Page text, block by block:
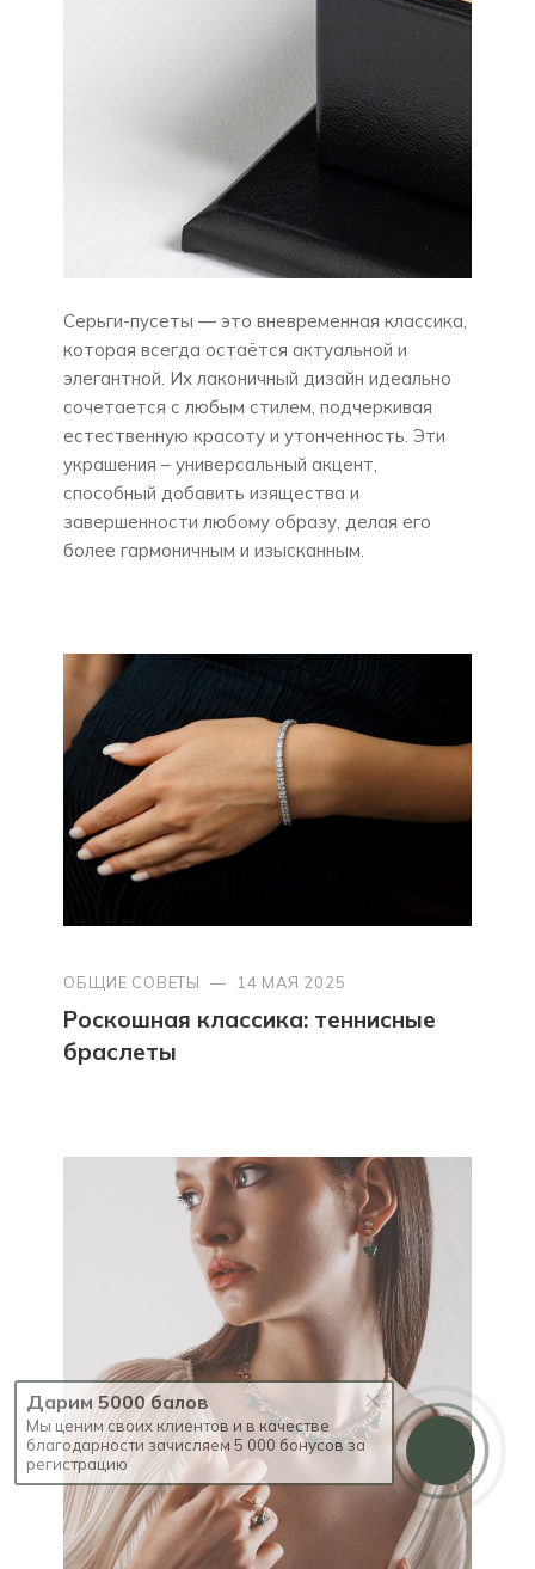
Серьги-пусеты — это вневременная классика,
которая всегда остаётся актуальной и
элегантной. Их лаконичный дизайн идеально
сочетается с любым стилем, подчеркивая
естественную красоту и утонченность. Эти
украшения – универсальный акцент,
способный добавить изящества и
завершенности любому образу, делая его
более гармоничным и изысканным.
ОБЩИЕ СОВЕТЫ — 14 МАЯ 2025
Роскошная классика: теннисные
браслеты
Дарим 5000 балов
Мы ценим своих клиентов и в качестве
благодарности зачисляем 5 000 бонусов за
регистрацию